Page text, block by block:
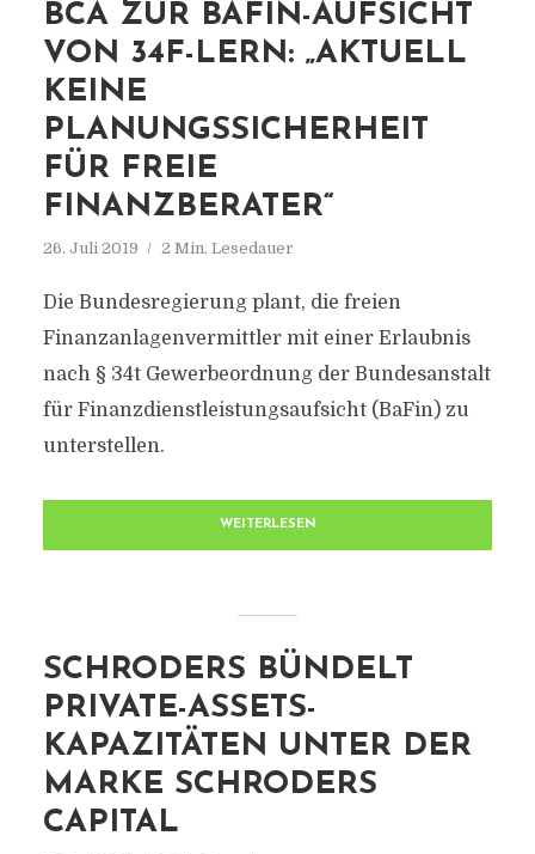
BCA ZUR BAFIN-AUFSICHT
VON 34F-LERN: „AKTUELL
KEINE
PLANUNGSSICHERHEIT
FÜR FREIE
FINANZBERATER“
26. Juli 2019 2 Min. Lesedauer
Die Bundesregierung plant, die freien
Finanzanlagenvermittler mit einer Erlaubnis
nach § 34t Gewerbeordnung der Bundesanstalt
für Finanzdienstleistungsaufsicht (BaFin) zu
unterstellen.
WEITERLESEN
SCHRODERS BÜNDELT
PRIVATE-ASSETS-
KAPAZITÄTEN UNTER DER
MARKE SCHRODERS
CAPITAL